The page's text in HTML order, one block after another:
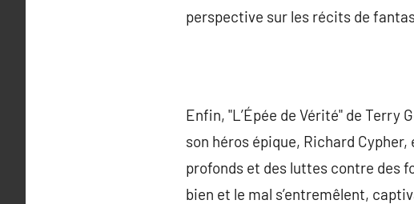
perspective sur les récits de
Enfin, "L’Épée de Vérité" de
son héros épique, Richard
profonds et des luttes contre des
bien et le mal s’entremêlent,